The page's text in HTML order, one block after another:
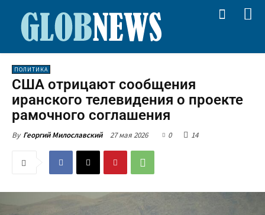
ПОЛИТИКА
США отрицают сообщения
иранского телевидения о проекте
рамочного соглашения
By Георгий Милославский 27 мая 2026 0 14